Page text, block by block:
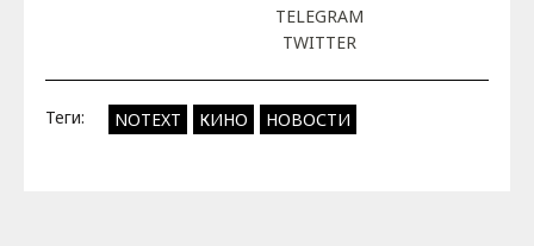
TELEGRAM
TWITTER
Теги: NOTEXT КИНО НОВОСТИ